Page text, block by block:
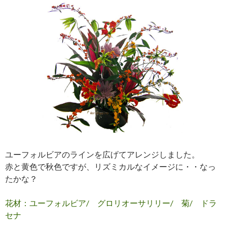
ユーフォルビアのラインを広げてアレンジしました。
赤と黄色で秋色ですが、リズミカルなイメージに・・なっ
たかな？
花材：ユーフォルビア/ グロリオーサリリー/ 菊/ ドラ
セナ